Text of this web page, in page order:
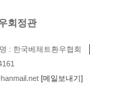
회정관
: 한국베체트환우협회
[메일보내기]